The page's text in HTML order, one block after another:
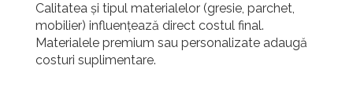
Calitatea și tipul materialelor (gresie, parchet,
mobilier) influențează direct costul final.
Materialele premium sau personalizate adaugă
costuri suplimentare.